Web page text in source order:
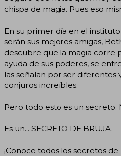
chispa de magia. Pues eso
En su primer día en el
serán sus mejores amigas,
descubre que la magia corre
ayuda de sus poderes, se
las señalan por ser diferentes
conjuros increíbles.
Pero todo esto es un secreto.
Es un... SECRETO DE BRUJA.
¡Conoce todos los secretos